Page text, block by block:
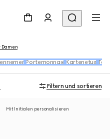
Damen
Portemonnaie Kartenetuis
Filtern und sortieren
Mit Initialen personalisieren